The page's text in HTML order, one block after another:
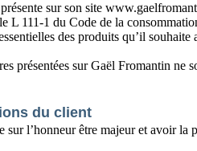
sur son site
L 111-1 du Code de la
des produits qu’il souhaite
présentées sur Gaël Fromantin ne
du client
sur l’honneur être majeur et avoir la